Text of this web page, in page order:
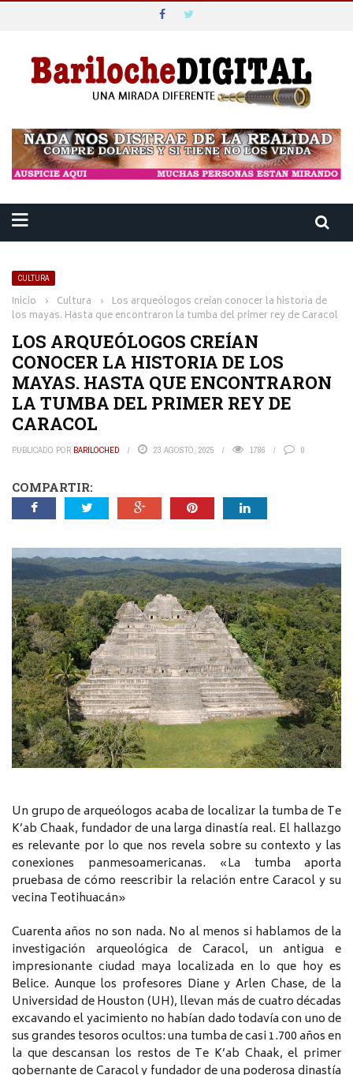
CULTURA
Inicio › Cultura › Los arqueólogos creían conocer la historia de
los mayas. Hasta que encontraron la tumba del primer rey de Caracol
LOS ARQUEÓLOGOS CREÍAN
CONOCER LA HISTORIA DE LOS
MAYAS. HASTA QUE ENCONTRARON
LA TUMBA DEL PRIMER REY DE
CARACOL
PUBLICADO POR BARILOCHED 23 AGOSTO, 2025 1786 0
COMPARTIR:
Un grupo de arqueólogos acaba de localizar la tumba de Te
K’ab Chaak, fundador de una larga dinastía real. El hallazgo
es relevante por lo que nos revela sobre su contexto y las
conexiones panmesoamericanas. «La tumba aporta
pruebasa de cómo reescribir la relación entre Caracol y su
vecina Teotihuacán»
Cuarenta años no son nada. No al menos si hablamos de la
investigación arqueológica de Caracol, un antigua e
impresionante ciudad maya localizada en lo que hoy es
Belice. Aunque los profesores Diane y Arlen Chase, de la
Universidad de Houston (UH), llevan más de cuatro décadas
excavando el yacimiento no habían dado todavía con uno de
sus grandes tesoros ocultos: una tumba de casi 1.700 años en
la que descansan los restos de Te K’ab Chaak, el primer